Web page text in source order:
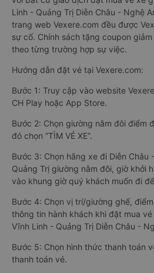
Linh - Quảng Trị Diễn Châu - Nghệ
trang web Vexere.com đều được
sự cố. Chính sách tặng coupon
theo từng trường hợp sự việc.
Hướng dẫn đặt vé tại Vexere.com:
Bước 1: Truy cập vào website
CH Play hoặc App Store.
Bước 2: Chọn giường nằm đôi điểm
đó chọn “TÌM VÉ XE”.
Bước 3: Chọn hãng xe đi Diễn
Quảng Trị giường nằm đôi, giờ khởi
vào khung giờ quý khách muốn đi
Bước 4: Chọn vị trí/giường ghế,
thông tin hành khách khi đặt mua
Vĩnh Linh - Quảng Trị Diễn Châu -
Bước 5: Chọn hình thức thanh toán
thanh toán vé.